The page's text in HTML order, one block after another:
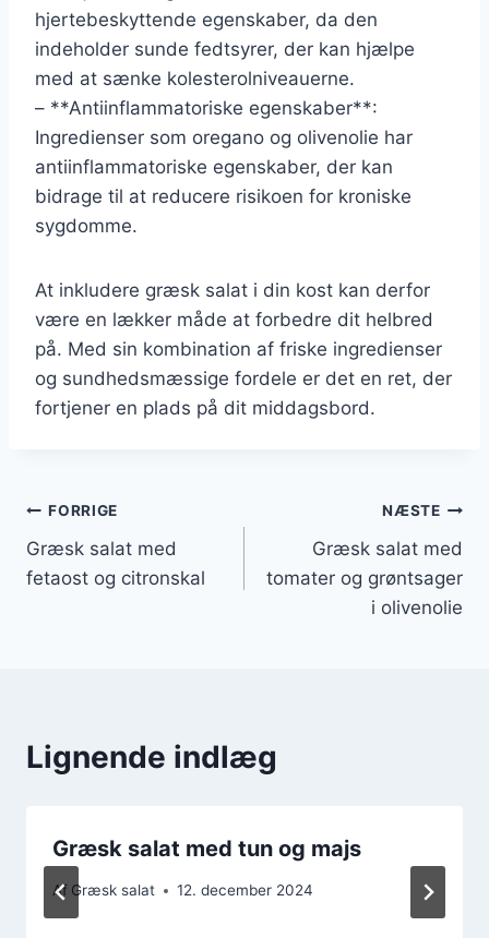
hjertebeskyttende egenskaber, da den
indeholder sunde fedtsyrer, der kan hjælpe
med at sænke kolesterolniveauerne.
– **Antiinflammatoriske egenskaber**:
Ingredienser som oregano og olivenolie har
antiinflammatoriske egenskaber, der kan
bidrage til at reducere risikoen for kroniske
sygdomme.
At inkludere græsk salat i din kost kan derfor
være en lækker måde at forbedre dit helbred
på. Med sin kombination af friske ingredienser
og sundhedsmæssige fordele er det en ret, der
fortjener en plads på dit middagsbord.
Indlægsnavigation
FORRIGE
Græsk salat med
fetaost og citronskal
NÆSTE
Græsk salat med
tomater og grøntsager
i olivenolie
Lignende indlæg
Græsk salat med tun og majs
Af Græsk salat 12. december 2024